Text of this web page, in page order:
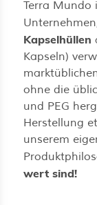
Terra Mundo
Kapselhüllen
Kapseln)
ohne die
und PEG
Herstellung
unserem
wert sind!